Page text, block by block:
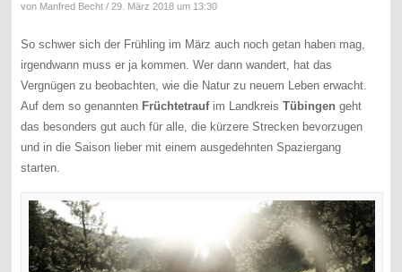
von Manfred Becht /29. März 2018 um 13:30
So schwer sich der Frühling im März auch noch getan haben mag,
irgendwann muss er ja kommen. Wer dann wandert, hat das
Vergnügen zu beobachten, wie die Natur zu neuem Leben erwacht.
Auf dem so genannten Früchtetraufim LandkreisTübingen geht
das besonders gut auch für alle, die kürzere Strecken bevorzugen
und in die Saison lieber mit einem ausgedehnten Spaziergang
starten.